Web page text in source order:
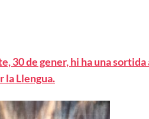
30 de gener, hi ha una
la Llengua.